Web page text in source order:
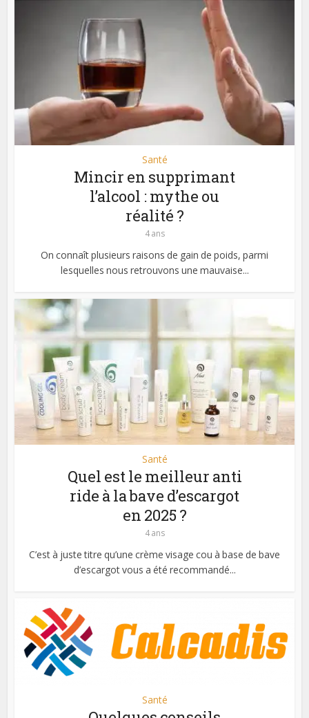
Santé
Mincir en supprimant
l’alcool : mythe ou
réalité ?
4 ans
On connaît plusieurs raisons de gain de poids, parmi
lesquelles nous retrouvons une mauvaise...
Santé
Quel est le meilleur anti
ride à la bave d’escargot
en 2025 ?
4 ans
C’est à juste titre qu’une crème visage cou à base de bave
d’escargot vous a été recommandé...
Santé